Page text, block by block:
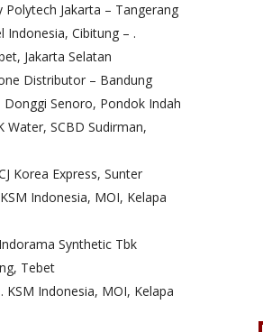
Polytech Jakarta – Tangerang
Indonesia, Cibitung – .
Jakarta Selatan
Distributor – Bandung
Donggi Senoro, Pondok Indah
Water, SCBD Sudirman,
Korea Express, Sunter
Indonesia, MOI, Kelapa
Synthetic Tbk
Tebet
KSM Indonesia, MOI, Kelapa